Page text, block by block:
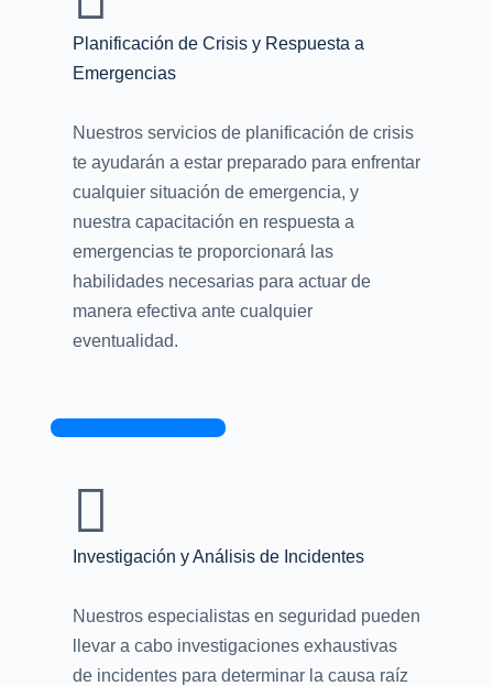
Planificación de Crisis y Respuesta a
Emergencias
Nuestros servicios de planificación de crisis
te ayudarán a estar preparado para enfrentar
cualquier situación de emergencia, y
nuestra capacitación en respuesta a
emergencias te proporcionará las
habilidades necesarias para actuar de
manera efectiva ante cualquier
eventualidad.
Contacta con nosotros
Investigación y Análisis de Incidentes
Nuestros especialistas en seguridad pueden
llevar a cabo investigaciones exhaustivas
de incidentes para determinar la causa raíz